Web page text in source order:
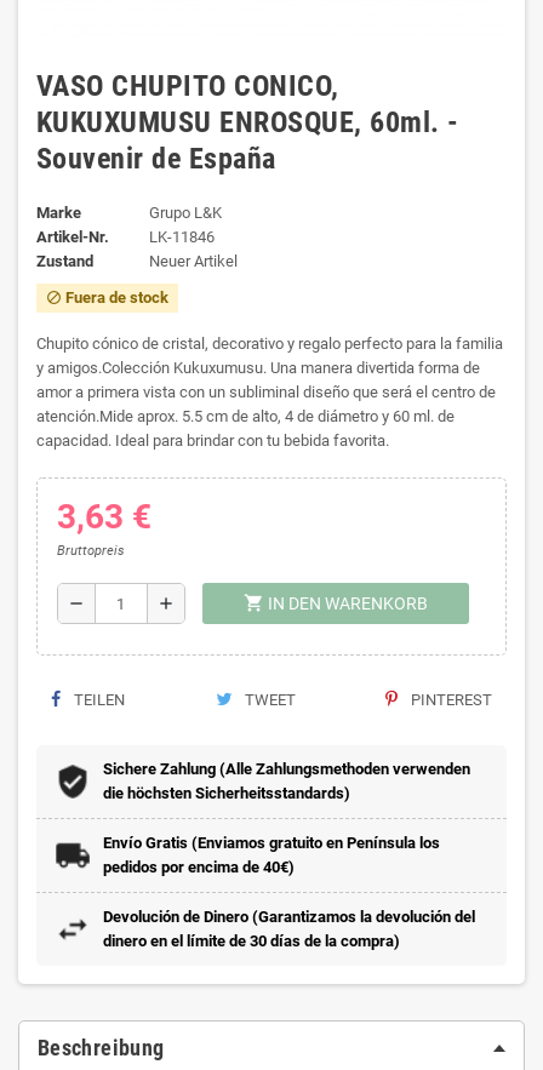
VASO CHUPITO CONICO,
KUKUXUMUSU ENROSQUE, 60ml. -
Souvenir de España
Marke
Grupo L&K
Artikel-Nr.
LK-11846
Zustand
Neuer Artikel
block Fuera de stock
Chupito cónico de cristal, decorativo y regalo perfecto para la familia
y amigos.Colección Kukuxumusu. Una manera divertida forma de
amor a primera vista con un subliminal diseño que será el centro de
atención.Mide aprox. 5.5 cm de alto, 4 de diámetro y 60 ml. de
capacidad. Ideal para brindar con tu bebida favorita.
3,63 €
Bruttopreis
remove add shopping_cart IN DEN WARENKORB
TEILEN TWEET PINTEREST
Sichere Zahlung (Alle Zahlungsmethoden verwenden
die höchsten Sicherheitsstandards)
Envío Gratis (Enviamos gratuito en Península los
pedidos por encima de 40€)
Devolución de Dinero (Garantizamos la devolución del
dinero en el límite de 30 días de la compra)
Beschreibung